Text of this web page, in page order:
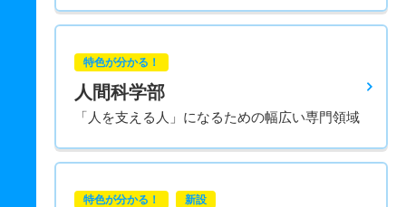
特色が分かる！
人間科学部
「人を支える人」になるための幅広い専門領域
特色が分かる！ 新設